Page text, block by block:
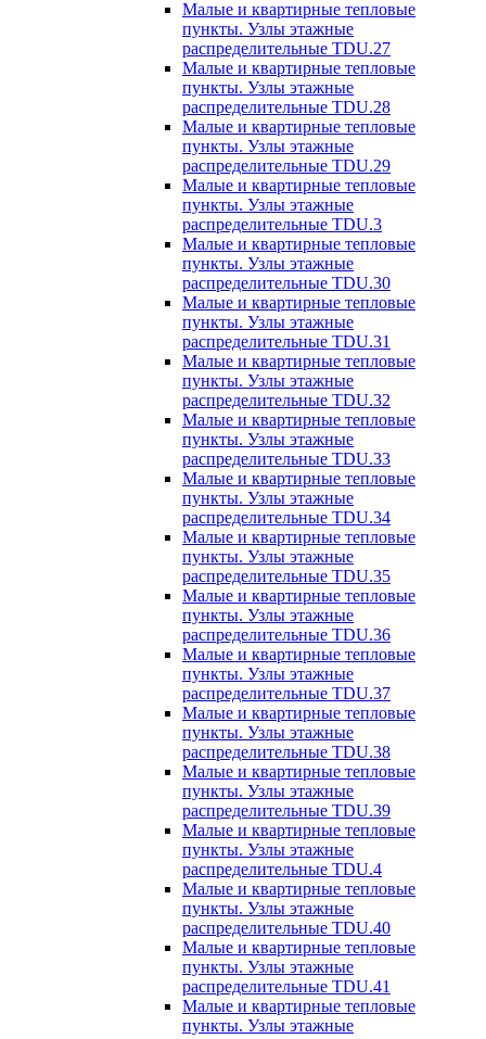
Малые и квартирные тепловые
пункты. Узлы этажные
распределительные TDU.27
Малые и квартирные тепловые
пункты. Узлы этажные
распределительные TDU.28
Малые и квартирные тепловые
пункты. Узлы этажные
распределительные TDU.29
Малые и квартирные тепловые
пункты. Узлы этажные
распределительные TDU.3
Малые и квартирные тепловые
пункты. Узлы этажные
распределительные TDU.30
Малые и квартирные тепловые
пункты. Узлы этажные
распределительные TDU.31
Малые и квартирные тепловые
пункты. Узлы этажные
распределительные TDU.32
Малые и квартирные тепловые
пункты. Узлы этажные
распределительные TDU.33
Малые и квартирные тепловые
пункты. Узлы этажные
распределительные TDU.34
Малые и квартирные тепловые
пункты. Узлы этажные
распределительные TDU.35
Малые и квартирные тепловые
пункты. Узлы этажные
распределительные TDU.36
Малые и квартирные тепловые
пункты. Узлы этажные
распределительные TDU.37
Малые и квартирные тепловые
пункты. Узлы этажные
распределительные TDU.38
Малые и квартирные тепловые
пункты. Узлы этажные
распределительные TDU.39
Малые и квартирные тепловые
пункты. Узлы этажные
распределительные TDU.4
Малые и квартирные тепловые
пункты. Узлы этажные
распределительные TDU.40
Малые и квартирные тепловые
пункты. Узлы этажные
распределительные TDU.41
Малые и квартирные тепловые
пункты. Узлы этажные